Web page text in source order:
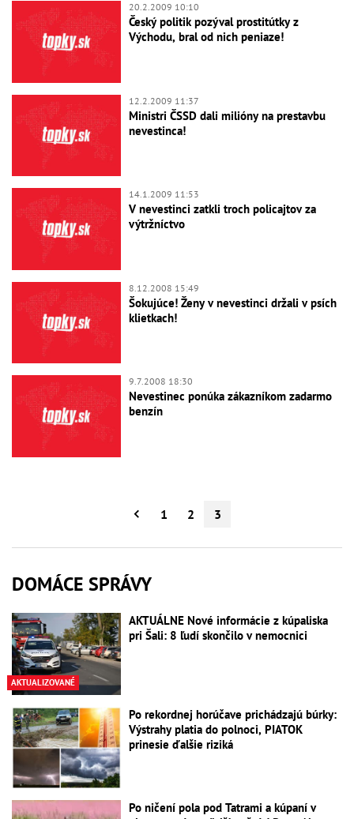
20.2.2009 10:10
Český politik pozýval prostitútky z
Východu, bral od nich peniaze!
12.2.2009 11:37
Ministri ČSSD dali milióny na prestavbu
nevestinca!
14.1.2009 11:53
V nevestinci zatkli troch policajtov za
výtržníctvo
8.12.2008 15:49
Šokujúce! Ženy v nevestinci držali v psích
klietkach!
9.7.2008 18:30
Nevestinec ponúka zákazníkom zadarmo
benzín
1 2 3
DOMÁCE SPRÁVY
AKTUALIZOVANÉ
AKTUÁLNE Nové informácie z kúpaliska
pri Šali: 8 ľudí skončilo v nemocnici
Po rekordnej horúčave prichádzajú búrky:
Výstrahy platia do polnoci, PIATOK
prinesie ďalšie riziká
Po ničení pola pod Tatrami a kúpaní v